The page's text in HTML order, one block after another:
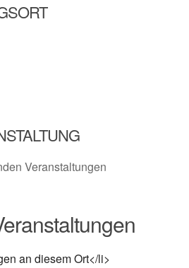
Veranstaltungen
an diesem Ort</li>